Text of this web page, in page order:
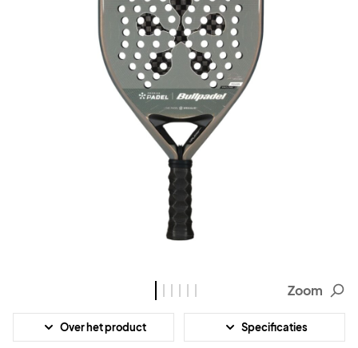
Zoom
Over het product Specificaties